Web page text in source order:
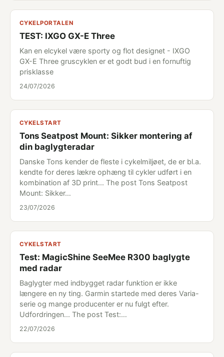
CYKELPORTALEN
TEST: IXGO GX-E Three
Kan en elcykel være sporty og flot designet - IXGO
GX-E Three gruscyklen er et godt bud i en fornuftig
prisklasse
24/07/2026
CYKELSTART
Tons Seatpost Mount: Sikker montering af
din baglygteradar
Danske Tons kender de fleste i cykelmiljøet, de er bl.a.
kendte for deres lækre ophæng til cykler udført i en
kombination af 3D print... The post Tons Seatpost
Mount: Sikker…
23/07/2026
CYKELSTART
Test: MagicShine SeeMee R300 baglygte
med radar
Baglygter med indbygget radar funktion er ikke
længere en ny ting. Garmin startede med deres Varia-
serie og mange producenter er nu fulgt efter.
Udfordringen... The post Test:…
22/07/2026